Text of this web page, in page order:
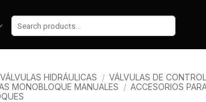
Buscar
por:
VÁLVULAS HIDRÁULICAS / VÁLVULAS DE
MONOBLOQUE MANUALES / ACCESORIOS